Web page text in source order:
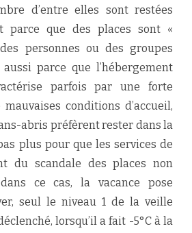
d’entre elles sont restées
parce que des places sont «
personnes ou des groupes
parce que l’hébergement
parfois par une forte
conditions d’accueil,
abris préfèrent rester dans la
plus pour que les services de
du scandale des places non
ce cas, la vacance pose
seul le niveau 1 de la veille
lorsqu’il a fait -5°C à la